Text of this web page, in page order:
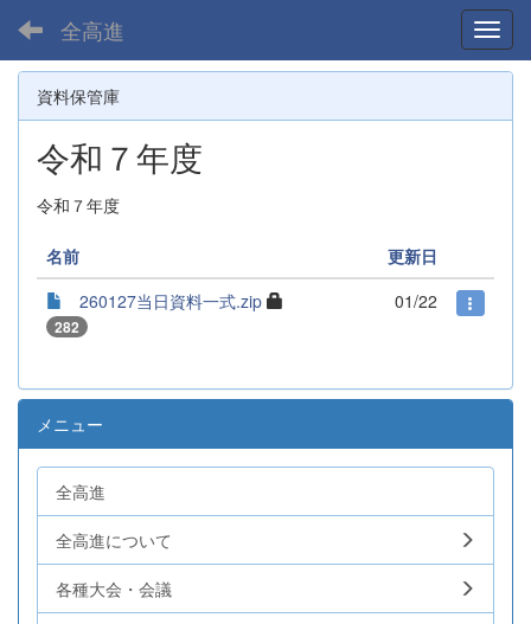
全高進
資料保管庫
令和７年度
令和７年度
名前
更新日
260127当日資料一式.zip
282
01/22
メニュー
全高進
全高進について
各種大会・会議